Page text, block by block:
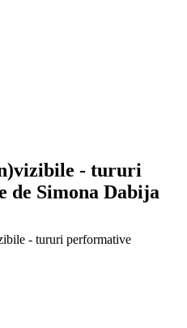
- tururi
de Simona Dabija